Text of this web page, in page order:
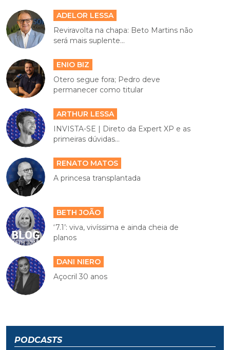
ADELOR LESSA
Reviravolta na chapa: Beto Martins não
será mais suplente...
ENIO BIZ
Otero segue fora; Pedro deve
permanecer como titular
ARTHUR LESSA
INVISTA-SE | Direto da Expert XP e as
primeiras dúvidas...
RENATO MATOS
A princesa transplantada
BETH JOÃO
‘7.1’: viva, vivíssima e ainda cheia de
planos
DANI NIERO
Açocril 30 anos
PODCASTS